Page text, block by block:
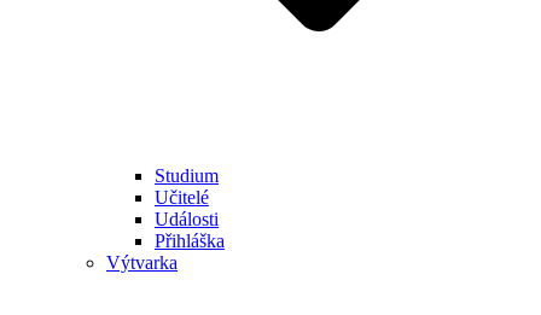
Studium
Učitelé
Události
Přihláška
Výtvarka